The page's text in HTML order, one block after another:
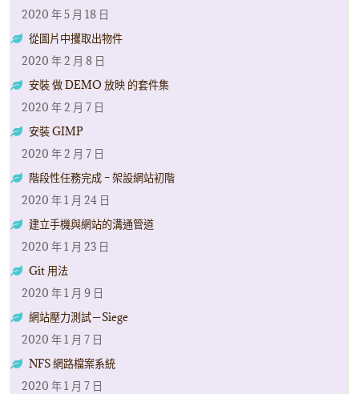
2020 年 5 月 18 日
從圖片中攫取出物件
2020 年 2 月 8 日
安裝 做 DEMO 放映 的套件集
2020 年 2 月 7 日
安裝 GIMP
2020 年 2 月 7 日
階段性任務完成 – 架設網站初階
2020 年 1 月 24 日
建立手機與網站的溝通管道
2020 年 1 月 23 日
Git 用法
2020 年 1 月 9 日
網站壓力測試－Siege
2020 年 1 月 7 日
NFS 網路檔案系統
2020 年 1 月 7 日